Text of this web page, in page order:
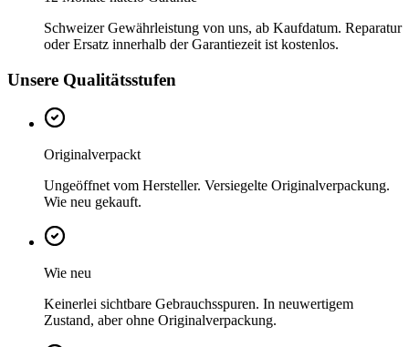
Schweizer Gewährleistung von uns, ab Kaufdatum. Reparatur
oder Ersatz innerhalb der Garantiezeit ist kostenlos.
Unsere Qualitätsstufen
Originalverpackt
Ungeöffnet vom Hersteller. Versiegelte Originalverpackung.
Wie neu gekauft.
Wie neu
Keinerlei sichtbare Gebrauchsspuren. In neuwertigem
Zustand, aber ohne Originalverpackung.